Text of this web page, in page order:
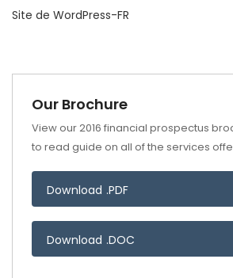
Site de WordPress-FR
Our Brochure
View our 2016 financial prospectus
to read guide on all of the services
Download .PDF
Download .DOC